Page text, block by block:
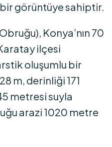
görüntüye sahiptir.
Konya’nın 70
ilçesi
oluşumlu bir
m, derinliği 171
metresi suyla
arazi 1020 metre